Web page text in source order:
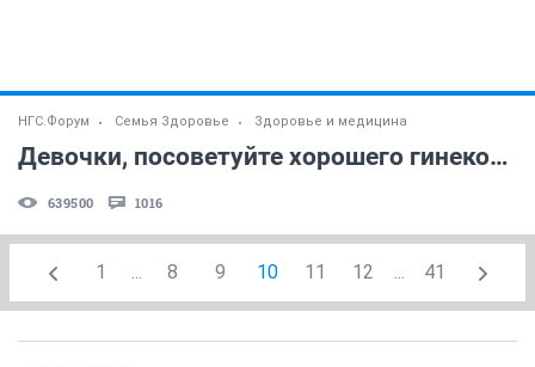
НГС.Форум Семья Здоровье Здоровье и медицина
Девочки, посоветуйте хорошего гинеколога!
639500 1016
1 ... 8 9 10 11 12 ... 41